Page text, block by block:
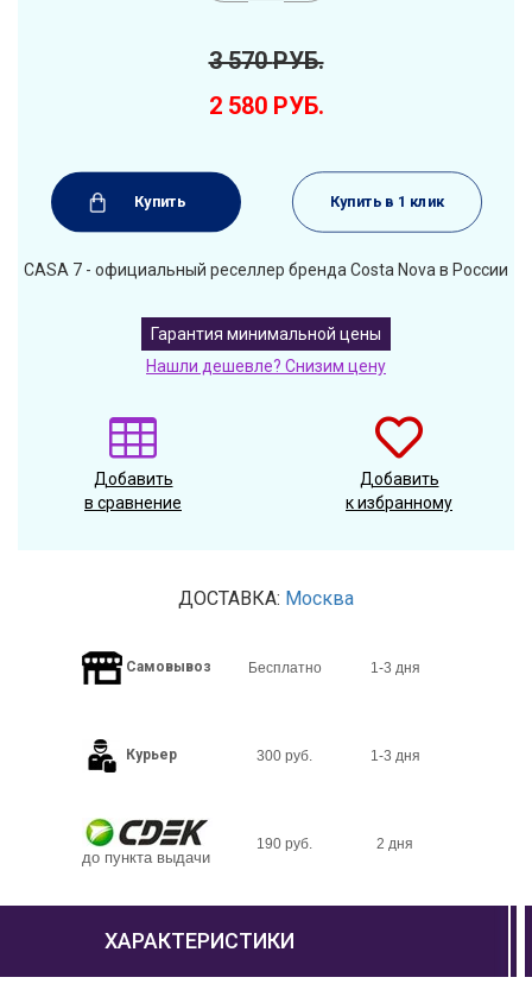
3 570РУБ.
2 580 РУБ.
Купить Купить в 1 клик
CASA 7 - официальный реселлер бренда Costa Nova в России
Гарантия минимальной цены
Нашли дешевле? Снизим цену
Добавить
в сравнение
Добавить
к избранному
ДОСТАВКА: Москва
Самовывоз Бесплатно 1-3 дня
Курьер 300 руб. 1-3 дня
до пункта выдачи
190 руб. 2 дня
ХАРАКТЕРИСТИКИ